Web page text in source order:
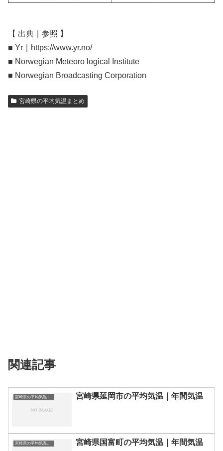
【 出典｜参照 】
■ Yr｜https://www.yr.no/
■ Norwegian Meteoro logical Institute
■ Norwegian Broadcasting Corporation
宮崎県の平均気温まとめ
関連記事
宮崎県の平均気温まとめ 宮崎県延岡市の平均気温｜年間気温
宮崎県の平均気温まとめ 宮崎県国富町の平均気温｜年間気温